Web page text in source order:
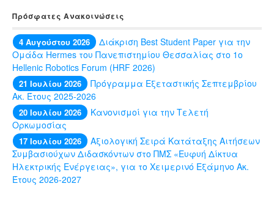
Πρόσφατες Ανακοινώσεις
4 Αυγούστου 2026
Διάκριση Best Student Paper για την
Ομάδα Hermes του Πανεπιστημίου Θεσσαλίας στο 1ο
Hellenic Robotics Forum (HRF 2026)
21 Ιουλίου 2026
Πρόγραμμα Εξεταστικής Σεπτεμβρίου
Ακ. Έτους 2025-2026
20 Ιουλίου 2026
Κανονισμοί για την Τελετή
Ορκωμοσίας
17 Ιουλίου 2026
Αξιολογική Σειρά Κατάταξης Αιτήσεων
Συμβασιούχων Διδασκόντων στο ΠΜΣ «Ευφυή Δίκτυα
Ηλεκτρικής Ενέργειας», για το Χειμερινό Εξάμηνο Ακ.
Έτους 2026-2027